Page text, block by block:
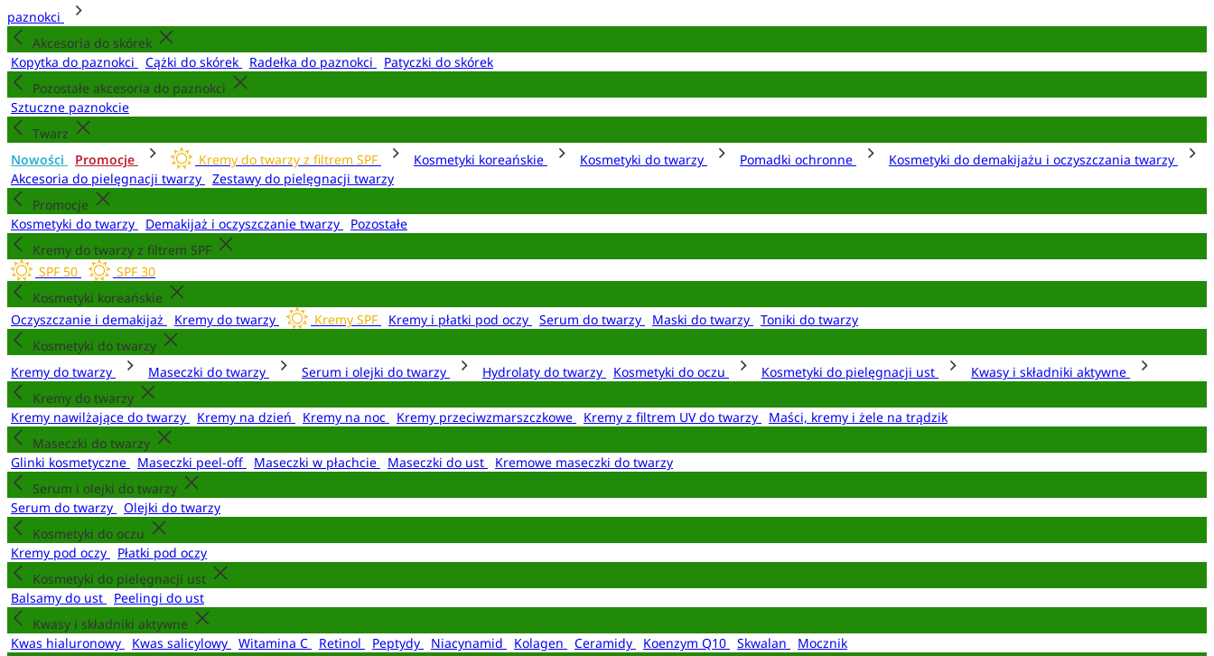
paznokci
Akcesoria do skórek
Kopytka do paznokci
Cążki do skórek Radełka do paznokci
Patyczki do skórek
Pozostałe akcesoria do paznokci
Sztuczne paznokcie
Twarz
Nowości
Promocje Kremy do twarzy z filtrem SPF Kosmetyki koreańskie Kosmetyki do twarzy Pomadki ochronne
Kosmetyki do demakijażu i oczyszczania twarzy
Akcesoria do pielęgnacji twarzy
Zestawy do pielęgnacji twarzy
Promocje
Kosmetyki do twarzy
Demakijaż i oczyszczanie twarzy
Pozostałe
Kremy do twarzy z filtrem SPF
SPF 50
SPF 30
Kosmetyki koreańskie
Oczyszczanie i demakijaż
Kremy do twarzy Kremy SPF Kremy i płatki pod oczy Serum do twarzy Maski do twarzy
Toniki do twarzy
Kosmetyki do twarzy
Kremy do twarzy
Maseczki do twarzy Serum i olejki do twarzy Hydrolaty do twarzy Kosmetyki do oczu Kosmetyki do pielęgnacji ust
Kwasy i składniki aktywne
Kremy do twarzy
Kremy nawilżające do twarzy
Kremy na dzień Kremy na noc Kremy przeciwzmarszczkowe Kremy z filtrem UV do twarzy
Maści, kremy i żele na trądzik
Maseczki do twarzy
Glinki kosmetyczne
Maseczki peel-off Maseczki w płachcie Maseczki do ust
Kremowe maseczki do twarzy
Serum i olejki do twarzy
Serum do twarzy
Olejki do twarzy
Kosmetyki do oczu
Kremy pod oczy
Płatki pod oczy
Kosmetyki do pielęgnacji ust
Balsamy do ust
Peelingi do ust
Kwasy i składniki aktywne
Kwas hialuronowy
Kwas salicylowy Witamina C Retinol Peptydy Niacynamid Kolagen Ceramidy Koenzym Q10 Skwalan
Mocznik